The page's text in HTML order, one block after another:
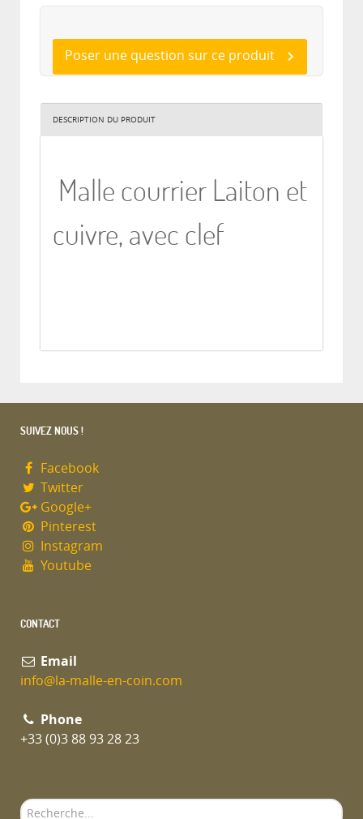
Poser une question sur ce produit
DESCRIPTION DU PRODUIT
Malle courrier Laiton et
cuivre, avec clef
SUIVEZ NOUS !
Facebook
Twitter
Google+
Pinterest
Instagram
Youtube
CONTACT
Email
info@la-malle-en-coin.com
Phone
+33 (0)3 88 93 28 23
Rechercher